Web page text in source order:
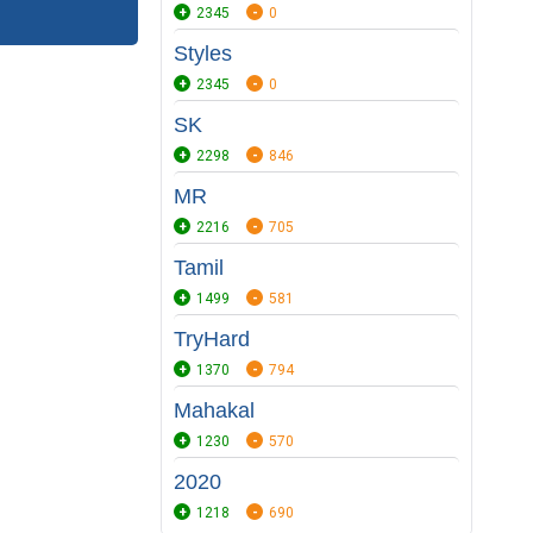
2345 0
Styles
2345 0
SK
2298 846
MR
2216 705
Tamil
1499 581
TryHard
1370 794
Mahakal
1230 570
2020
1218 690